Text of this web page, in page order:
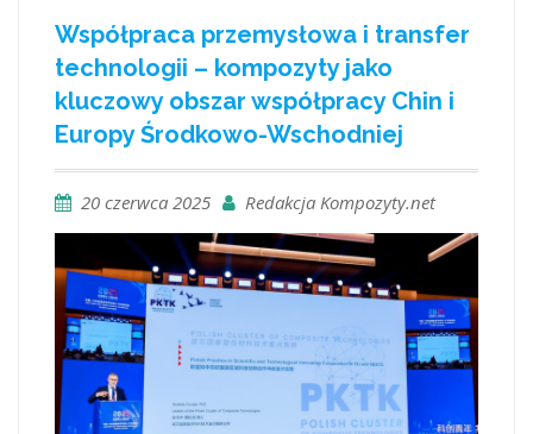
Współpraca przemysłowa i transfer
technologii – kompozyty jako
kluczowy obszar współpracy Chin i
Europy Środkowo-Wschodniej
20 czerwca 2025 Redakcja Kompozyty.net